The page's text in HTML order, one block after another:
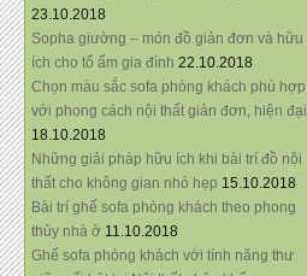
23.10.2018
Sopha giường – món đồ giản đơn và hữu
ích cho tổ ấm gia đình 22.10.2018
Chọn màu sắc sofa phòng khách phù hợp
với phong cách nội thất giản đơn, hiện đại
18.10.2018
Những giải pháp hữu ích khi bài trí đồ nội
thất cho không gian nhỏ hẹp 15.10.2018
Bài trí ghế sofa phòng khách theo phong
thủy nhà ở 11.10.2018
Ghế sofa phòng khách với tính năng thư